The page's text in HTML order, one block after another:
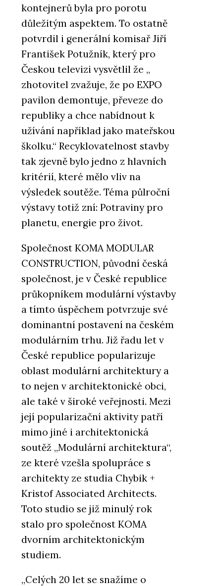
kontejnerů byla pro porotu
důležitým aspektem. To ostatně
potvrdil i generální komisař Jiří
František Potužník, který pro
Českou televizi vysvětlil že „
zhotovitel zvažuje, že po EXPO
pavilon demontuje, převeze do
republiky a chce nabídnout k
užívání například jako mateřskou
školku.“ Recyklovatelnost stavby
tak zjevně bylo jedno z hlavních
kritérií, které mělo vliv na
výsledek soutěže. Téma půlroční
výstavy totiž zní: Potraviny pro
planetu, energie pro život.
Společnost KOMA MODULAR
CONSTRUCTION, původní česká
společnost, je v České republice
průkopníkem modulární výstavby
a tímto úspěchem potvrzuje své
dominantní postavení na českém
modulárním trhu. Již řadu let v
České republice popularizuje
oblast modulární architektury a
to nejen v architektonické obci,
ale také v široké veřejnosti. Mezi
její popularizační aktivity patří
mimo jiné i architektonická
soutěž „Modulární architektura“,
ze které vzešla spolupráce s
architekty ze studia Chybik +
Kristof Associated Architects.
Toto studio se již minulý rok
stalo pro společnost KOMA
dvorním architektonickým
studiem.
„Celých 20 let se snažíme o